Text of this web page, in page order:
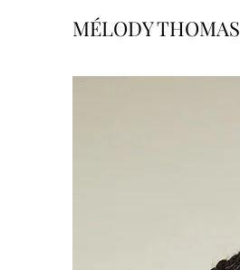
MÉLODY THOMAS